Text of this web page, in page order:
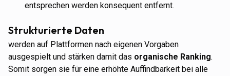
entsprechen werden konsequent entfernt.
Strukturierte Daten
werden auf Plattformen nach eigenen Vorgaben
ausgespielt und stärken damit das organische Ranking.
Somit sorgen sie für eine erhöhte Auffindbarkeit bei alle